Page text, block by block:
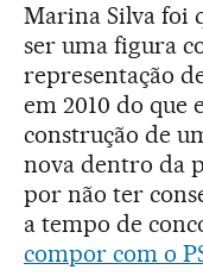
Marina Silva foi
ser uma figura
representação
em 2010 do que
construção de
nova dentro da
por não ter
a tempo de
compor com o